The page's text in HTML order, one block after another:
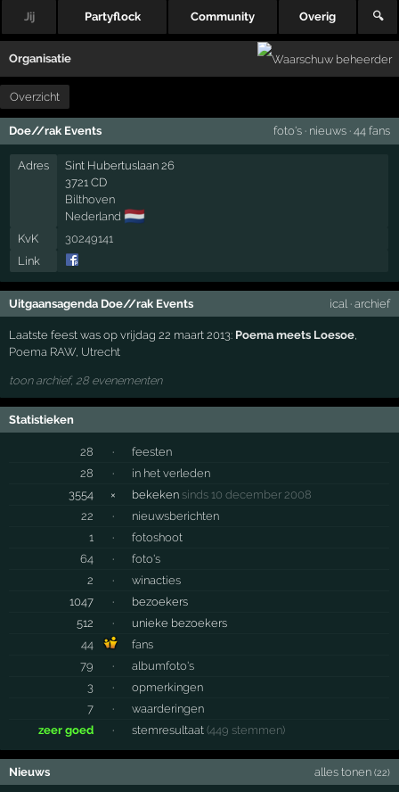
Jij Partyflock Community Overig 🔍
Organisatie
Overzicht
Doe//rak Events foto's· nieuws· 44 fans
Adres
Sint Hubertuslaan 26
3721 CD
Bilthoven
Nederland 🇳🇱
KvK
30249141
Link
Uitgaansagenda Doe//rak Events ical· archief
Laatste feest was op vrijdag 22 maart 2013: Poema meets Loesoe
Poema RAW Utrecht
toon archief, 28 evenementen
Statistieken
28 ·
feesten
28
·
in het verleden
3554
× bekeken sinds 10 december 2008
22
·
nieuwsberichten
1
·
fotoshoot
64
·
foto's
2
·
winacties
1047
·
bezoekers
512
·
unieke bezoekers
44
fans
79
·
albumfoto's
3
·
opmerkingen
7
·
waarderingen
zeer goed
· stemresultaat (449 stemmen)
Nieuws alles tonen (22)